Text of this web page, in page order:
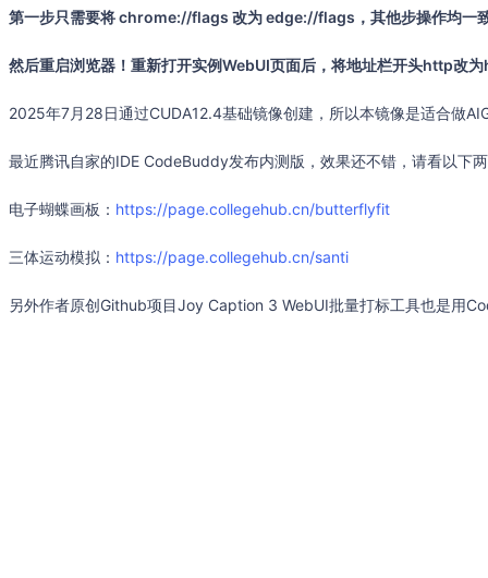
第一步只需要将 chrome://flags 改为 edge://flags，其他步操作均一
然后重启浏览器！重新打开实例WebUI页面后，将地址栏开头http改
2025年7月28日通过CUDA12.4基础镜像创建，所以本镜像是适合做
最近腾讯自家的IDE CodeBuddy发布内测版，效果还不错，请看以下
电子蝴蝶画板： https://page.collegehub.cn/butterflyfit
三体运动模拟： https://page.collegehub.cn/santi
另外作者原创Github项目Joy Caption 3 WebUI批量打标工具也是用